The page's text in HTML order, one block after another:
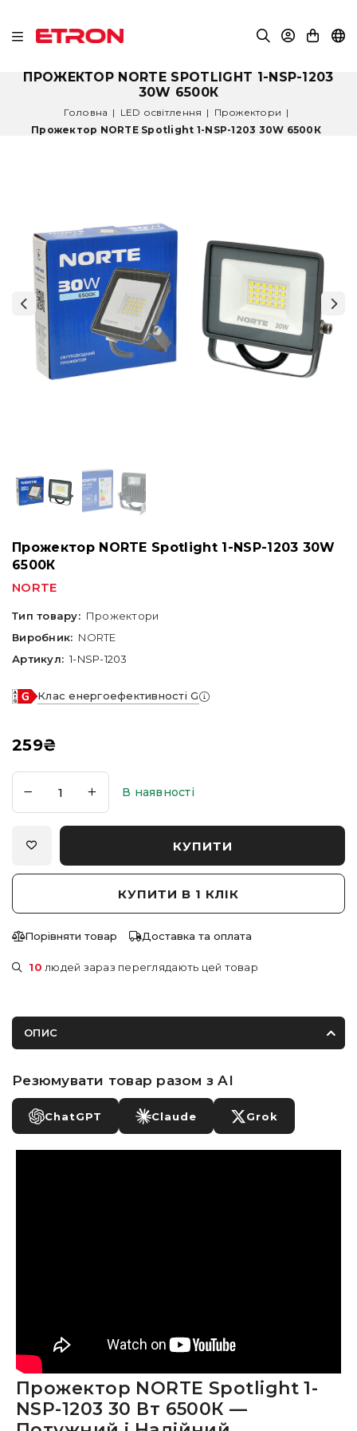
ПРОЖЕКТОР NORTE SPOTLIGHT 1-NSP-1203
30W 6500К
Головна | LED освітлення | Прожектори |
Прожектор NORTE Spotlight 1-NSP-1203 30W 6500К
Прожектор NORTE Spotlight 1-NSP-1203 30W
6500К
NORTE
Тип товару: Прожектори
Виробник: NORTE
Артикул: 1-NSP-1203
Клас енергоефективності G
259₴
В наявності
КУПИТИ
КУПИТИ В 1 КЛІК
Порівняти товар Доставка та оплата
10 людей зараз переглядають цей товар
ОПИС
Резюмувати товар разом з AI
ChatGPT Claude Grok
Прожектор NORTE Spotlight 1-
NSP-1203 30 Вт 6500К —